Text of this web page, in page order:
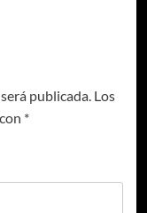
publicada. Los
*